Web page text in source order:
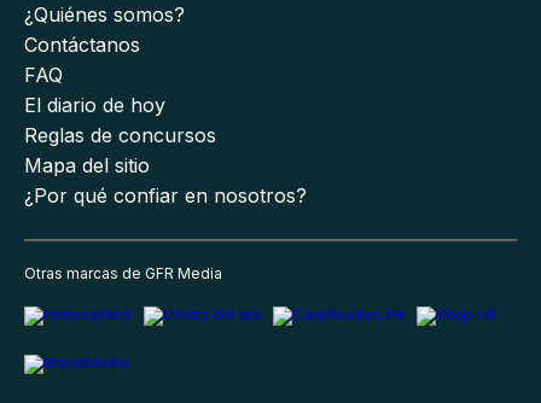
¿Quiénes somos?
Contáctanos
FAQ
El diario de hoy
Reglas de concursos
Mapa del sitio
¿Por qué confiar en nosotros?
Otras marcas de GFR Media